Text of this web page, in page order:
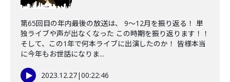
第65回目の年内最後の放送は、 9〜12月を振り返る！ 単
独ライブや声が出なくなった この時期を振り返ります！！
そして、この1年で何本ライブに出演したのか！ 皆様本当
に今年もお世話になりま...
2023.12.27|00:22:46